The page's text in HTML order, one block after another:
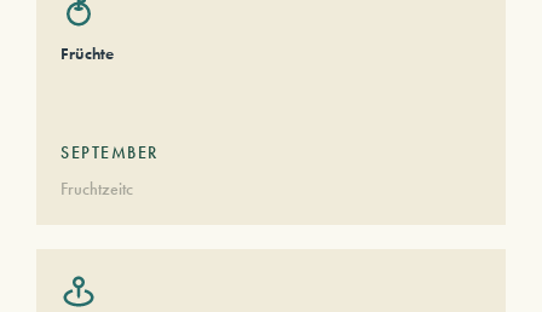
Früchte
SEPTEMBER
Fruchtzeitc